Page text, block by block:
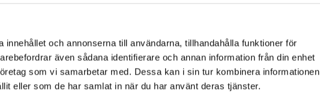
och annonserna till användarna, tillhandahålla funktioner för
även sådana identifierare och annan information från din enhet
som vi samarbetar med. Dessa kan i sin tur kombinera informationen
eller som de har samlat in när du har använt deras tjänster.